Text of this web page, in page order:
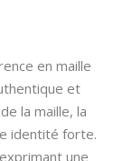
en maille
et
la maille, la
identité forte.
une